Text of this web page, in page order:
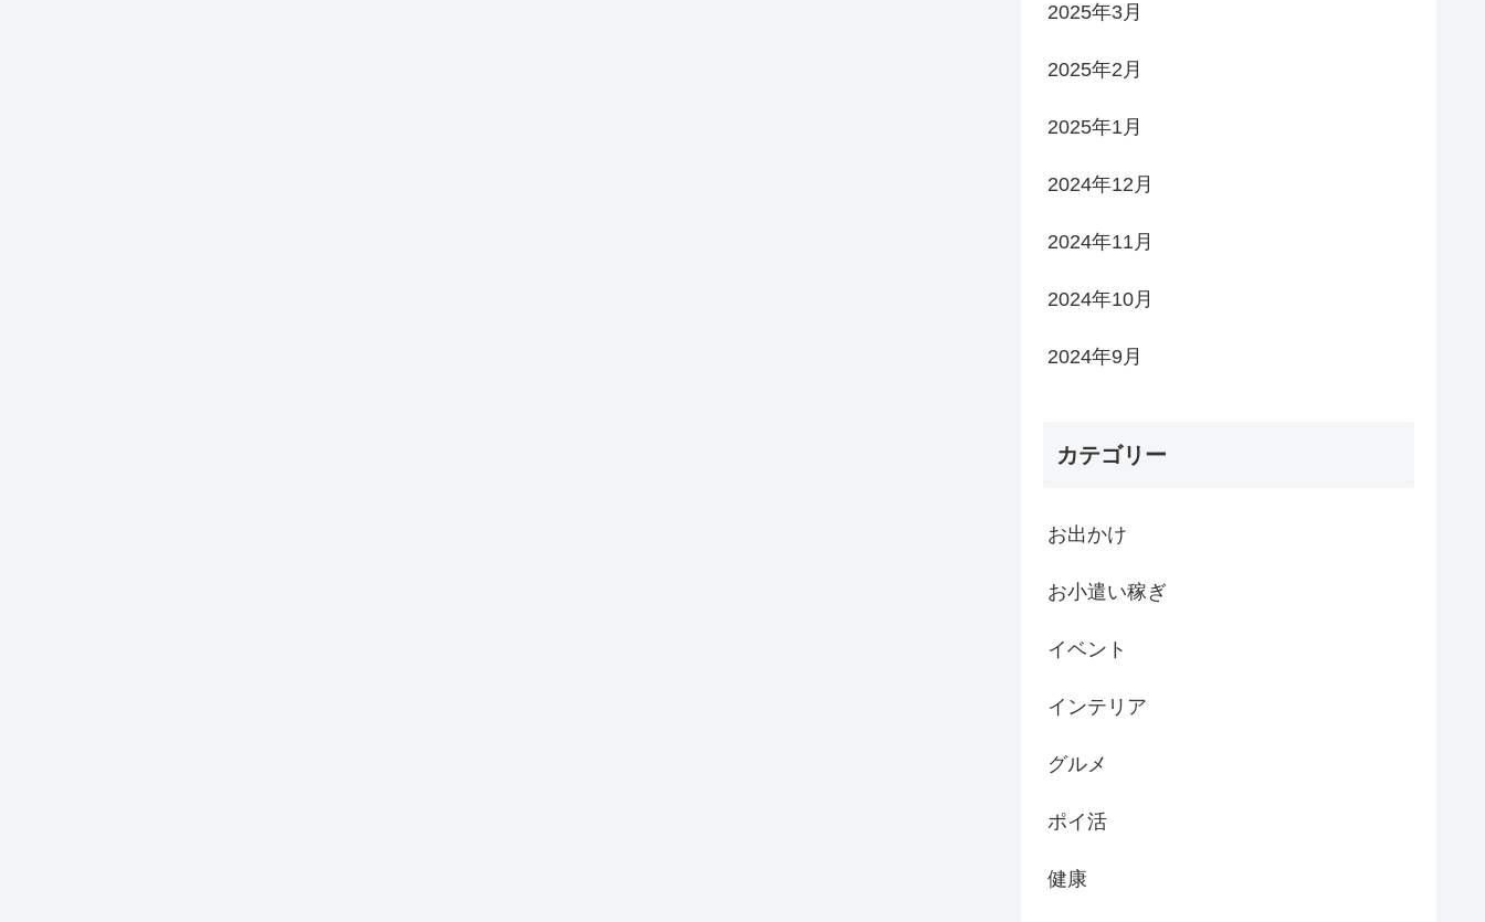
2025年3月
2025年2月
2025年1月
2024年12月
2024年11月
2024年10月
2024年9月
カテゴリー
お出かけ
お小遣い稼ぎ
イベント
インテリア
グルメ
ポイ活
健康